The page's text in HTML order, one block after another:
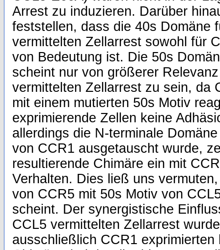
Arrest zu induzieren. Darüber
feststellen, dass die 40s Domäne
vermittelten Zellarrest sowohl für
von Bedeutung ist. Die 50s
scheint nur von größerer
vermittelten Zellarrest zu sein, da
mit einem mutierten 50s Motiv
exprimierende Zellen keine
allerdings die N-terminale
von CCR1 ausgetauscht wurde,
resultierende Chimäre ein mit
Verhalten. Dies ließ uns
von CCR5 mit 50s Motiv von
scheint. Der synergistische
CCL5 vermittelten Zellarrest
ausschließlich CCR1 exprimierten